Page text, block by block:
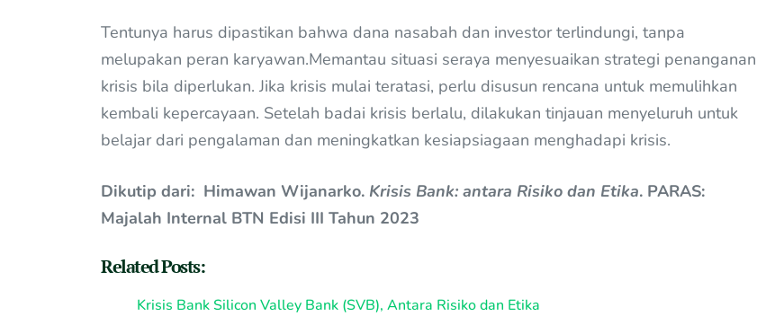
Tentunya harus dipastikan bahwa dana nasabah dan investor terlindungi, tanpa
melupakan peran karyawan.Memantau situasi seraya menyesuaikan strategi penanganan
krisis bila diperlukan. Jika krisis mulai teratasi, perlu disusun rencana untuk memulihkan
kembali kepercayaan. Setelah badai krisis berlalu, dilakukan tinjauan menyeluruh untuk
belajar dari pengalaman dan meningkatkan kesiapsiagaan menghadapi krisis.
Dikutip dari: Himawan Wijanarko. Krisis Bank: antara Risiko dan Etika. PARAS:
Majalah Internal BTN Edisi III Tahun 2023
Related Posts:
Krisis Bank Silicon Valley Bank (SVB), Antara Risiko dan Etika